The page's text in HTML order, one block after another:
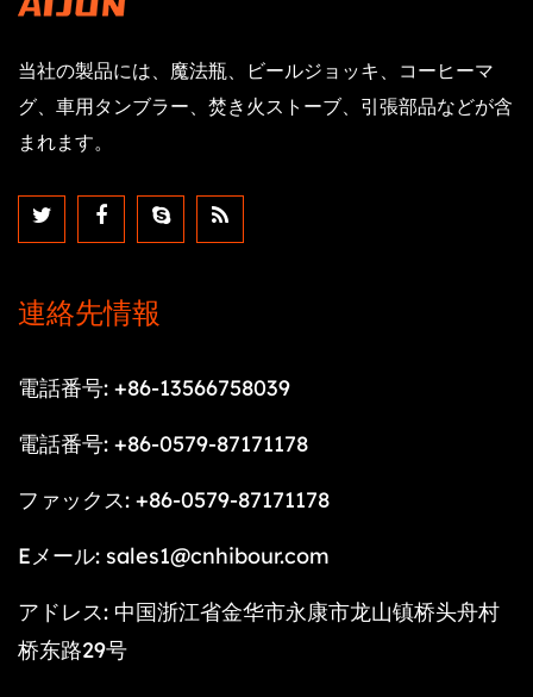
当社の製品には、魔法瓶、ビールジョッキ、コーヒーマ
グ、車用タンブラー、焚き火ストーブ、引張部品などが含
まれます。
連絡先情報
電話番号: +86-13566758039
電話番号: +86-0579-87171178
ファックス: +86-0579-87171178
Eメール: sales1@cnhibour.com
アドレス: 中国浙江省金华市永康市龙山镇桥头舟村
桥东路29号